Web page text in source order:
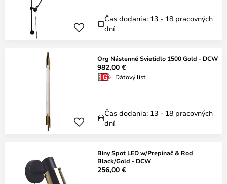
Čas dodania: 13 - 18 pracovných
dní
Org Nástenné Svietidlo 1500 Gold - DCW
982,00 €
Dátový list
Čas dodania: 13 - 18 pracovných
dní
Biny Spot LED w/Prepínač & Rod
Black/Gold - DCW
256,00 €